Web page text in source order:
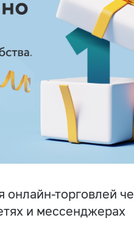
торговлей
и мессенджерах